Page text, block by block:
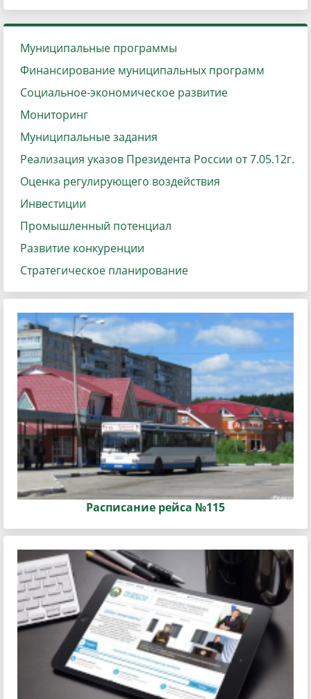
Муниципальные программы
Финансирование муниципальных программ
Социальное-экономическое развитие
Мониторинг
Муниципальные задания
Реализация указов Президента России от 7.05.12г.
Оценка регулирующего воздействия
Инвестиции
Промышленный потенциал
Развитие конкуренции
Стратегическое планирование
Расписание рейса №115